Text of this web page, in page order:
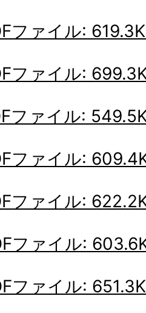
ファイル:
ファイル:
ファイル:
ファイル:
ファイル:
ファイル:
ファイル: